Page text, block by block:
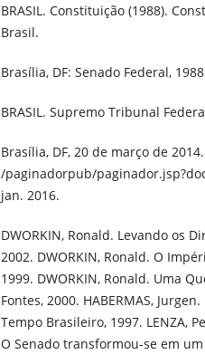
BRASIL. Constituição (1988).
Brasil.
Brasília, DF: Senado Federal,
BRASIL. Supremo Tribunal
Brasília, DF, 20 de março de
/paginadorpub/
jan. 2016.
DWORKIN, Ronald. Levando os
2002. DWORKIN, Ronald. O
1999. DWORKIN, Ronald. Uma
Fontes, 2000. HABERMAS,
Tempo Brasileiro, 1997. LENZA,
O Senado transformou-se em um